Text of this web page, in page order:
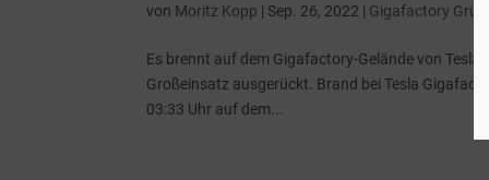
von Moritz Kopp | Sep. 26, 2022 | Gigafactory
Es brennt auf dem Gigafactory-Gelände von
Großeinsatz ausgerückt. Brand bei Tesla
03:33 Uhr auf dem...